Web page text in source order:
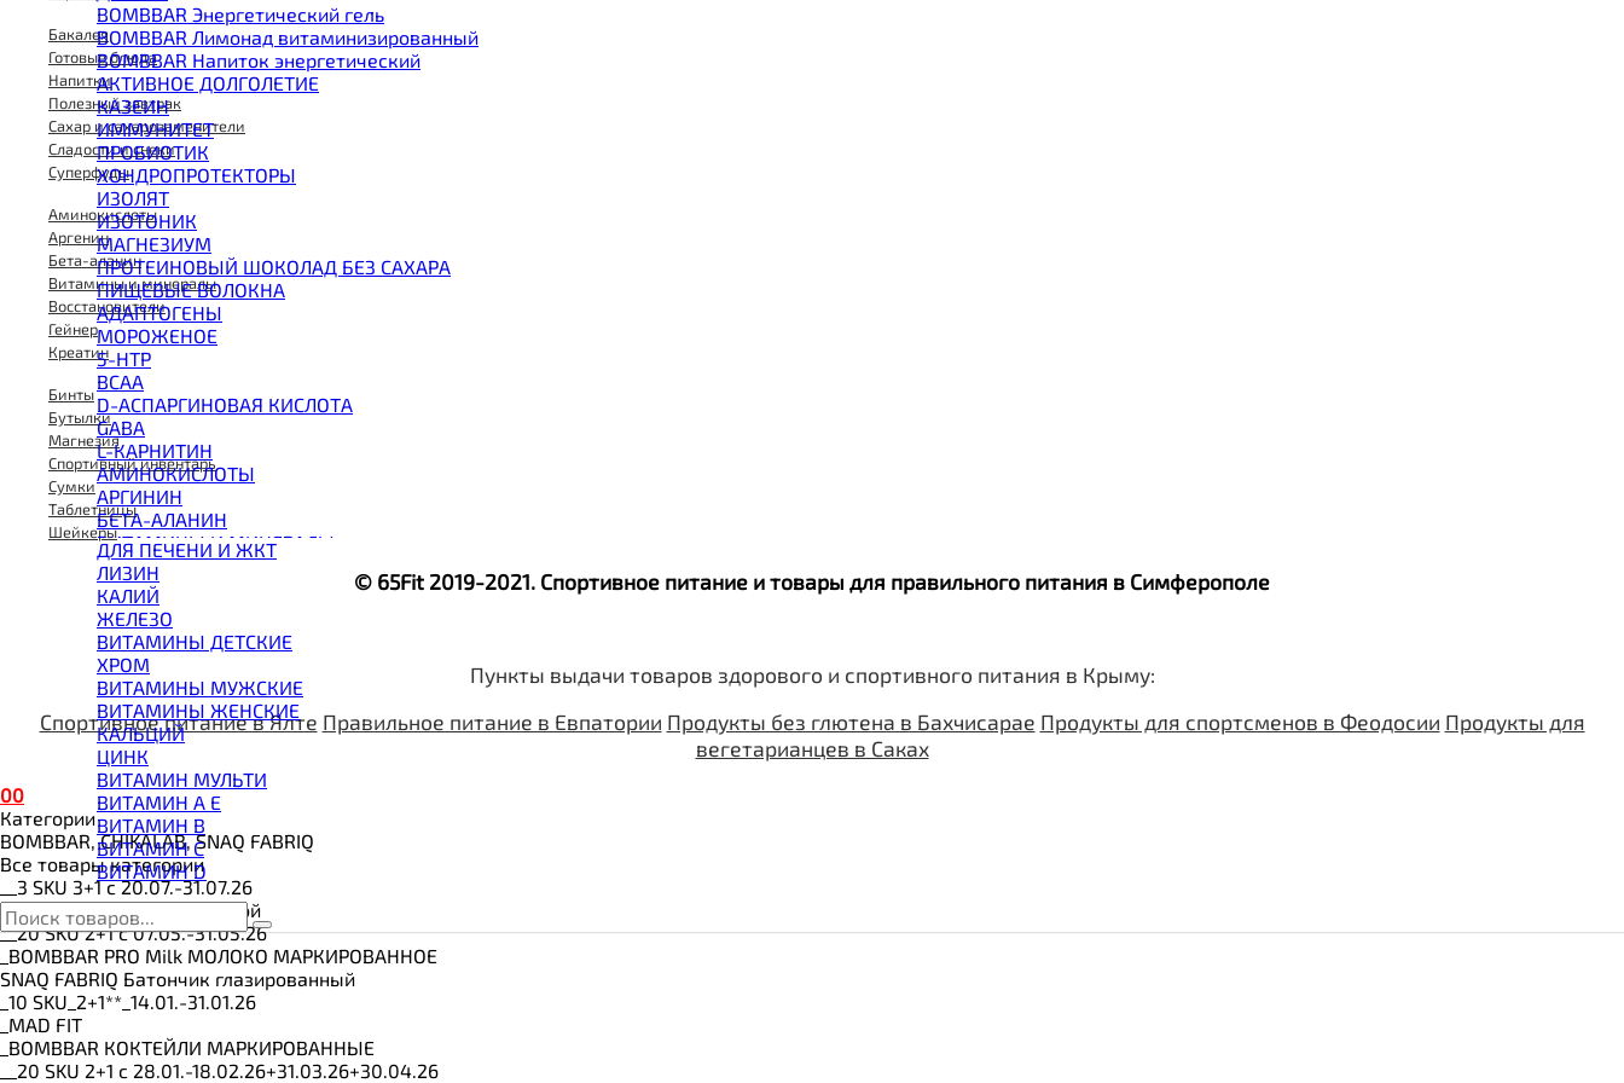
BOMBBAR Энергетический гель
BOMBBAR Лимонад витаминизированный
BOMBBAR Напиток энергетический
АКТИВНОЕ ДОЛГОЛЕТИЕ
КАЗЕИН
ИММУНИТЕТ
ПРОБИОТИК
ХОНДРОПРОТЕКТОРЫ
ИЗОЛЯТ
ИЗОТОНИК
МАГНЕЗИУМ
ПРОТЕИНОВЫЙ ШОКОЛАД БЕЗ САХАРА
ПИЩЕВЫЕ ВОЛОКНА
АДАПТОГЕНЫ
МОРОЖЕНОЕ
5-HTP
BCAA
D-АСПАРГИНОВАЯ КИСЛОТА
GABA
L-КАРНИТИН
АМИНОКИСЛОТЫ
АРГИНИН
БЕТА-АЛАНИН
ВИТАМИНЫ И МИНЕРАЛЫ
ВОССТАНОВИТЕЛИ
ГЕЙНЕР
ГИАЛУРОНОВАЯ КИСЛОТА
ГЛЮТАМИН
ГУАРАНА
ДЛЯ СУСТАВОВ И СВЯЗОК
ДОБАВКИ ДЛЯ СНА
ЖИРОСЖИГАТЕЛИ
КОЛЛАГЕН
КОЭНЗИМ Q10
КРЕАТИН
ПОЛЕЗНЫЕ ЖИРЫ
ПРОТЕИН
ПРОТЕИНОВОЕ ПЕЧЕНЬЕ
ПРОТЕИНОВЫЕ БАТОНЧИКИ
ПРОТЕИНОВЫЕ КАШИ
ТЕСТОБУСТЕРЫ
ЦИТРУЛЛИН МАЛАТ
ПРЕДТРЕНИРОВОЧНЫЕ КОМПЛЕКСЫ
ЭНЕРГЕТИКИ И ЖИРОСЖИГАТЕЛИ#
ДЛЯ ПЕЧЕНИ И ЖКТ
ЛИЗИН
КАЛИЙ
ЖЕЛЕЗО
ВИТАМИНЫ ДЕТСКИЕ
ХРОМ
ВИТАМИНЫ МУЖСКИЕ
ВИТАМИНЫ ЖЕНСКИЕ
КАЛЬЦИЙ
ЦИНК
ВИТАМИН МУЛЬТИ
ВИТАМИН A E
ВИТАМИН B
ВИТАМИН C
ВИТАМИН D
Бакалея
Готовые блюда
Напитки
Полезный завтрак
Сахар и сахарозаменители
Сладости и снеки
Суперфуды
Аминокислоты
Аргенин
Бета-аланин
Витамины и минералы
Восстановители
Гейнер
Креатин
Бинты
Бутылки
Магнезия
Спортивный инвентарь
Сумки
Таблетницы
Шейкеры
© 65Fit 2019-2021. Спортивное питание и товары для правильного питания в Симферополе
Пункты выдачи товаров здорового и спортивного питания в Крыму:
Спортивное питание в Ялте Правильное питание в Евпатории Продукты без глютена в Бахчисарае Продукты для спортсменов в Феодосии Продукты для
вегетарианцев в Саках
00
Категории
BOMBBAR, CHIKALAB, SNAQ FABRIQ
Все товары категории
__3 SKU 3+1 с 20.07.-31.07.26
BOMBBAR Вафли с начинкой
__20 SKU 2+1 с 07.05.-31.05.26
_BOMBBAR PRO Milk МОЛОКО МАРКИРОВАННОЕ
SNAQ FABRIQ Батончик глазированный
_10 SKU_2+1**_14.01.-31.01.26
_MAD FIT
_BOMBBAR КОКТЕЙЛИ МАРКИРОВАННЫЕ
__20 SKU 2+1 с 28.01.-18.02.26+31.03.26+30.04.26